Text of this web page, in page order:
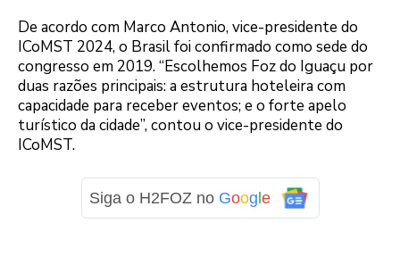
De acordo com Marco Antonio, vice-presidente do
ICoMST 2024, o Brasil foi confirmado como sede do
congresso em 2019. “Escolhemos Foz do Iguaçu por
duas razões principais: a estrutura hoteleira com
capacidade para receber eventos; e o forte apelo
turístico da cidade”, contou o vice-presidente do
ICoMST.
Siga o H2FOZ no Goog e